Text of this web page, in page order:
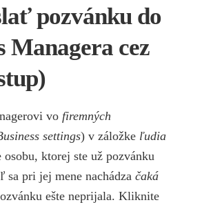
pozvánku do
Managera cez
vo firemných
settings) v záložke ľudia
osobu, ktorej ste už pozvánku
sa pri jej mene nachádza čaká
ešte neprijala. Kliknite